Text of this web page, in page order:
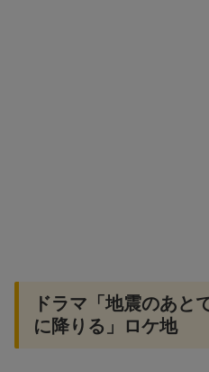
ドラマ「地震のあと
に降りる」ロケ地